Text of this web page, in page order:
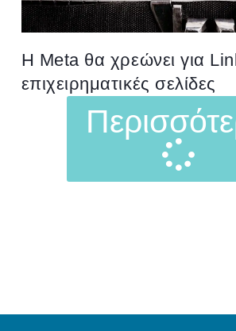
H Meta θα χρεώνει για
επιχειρηματικές σελίδες